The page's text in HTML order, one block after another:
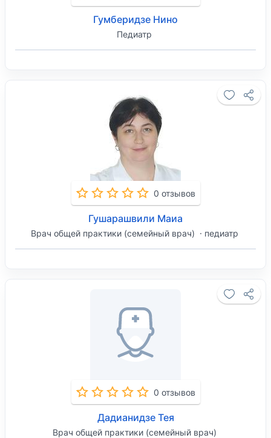
Гумберидзе Нино
Педиатр
0 отзывов
Гушарашвили Маиа
Врач общей практики (семейный врач) педиатр
0 отзывов
Дадианидзе Тея
Врач общей практики (семейный врач)